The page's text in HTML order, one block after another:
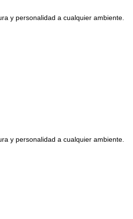
y personalidad a cualquier ambiente.
y personalidad a cualquier ambiente.